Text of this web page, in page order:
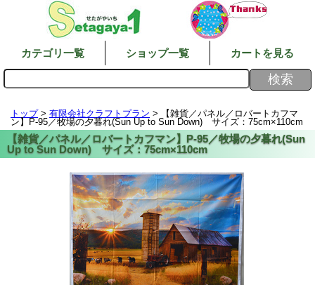
カテゴリ一覧 ショップ一覧 カートを見る
トップ> 有限会社クラフトプラン > 【雑貨／パネル／ロバートカフマ
ン】P-95／牧場の夕暮れ(Sun Up to Sun Down) サイズ：75cm×110cm